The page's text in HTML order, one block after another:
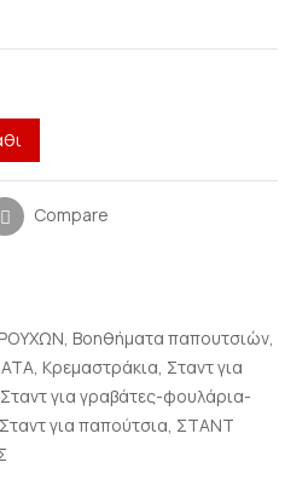
Compare
, Βοηθήματα παπουτσιών,
, Κρεμαστράκια, Σταντ για
Σταντ για γραβάτες-φουλάρια-
Σταντ για παπούτσια, ΣΤΑΝΤ